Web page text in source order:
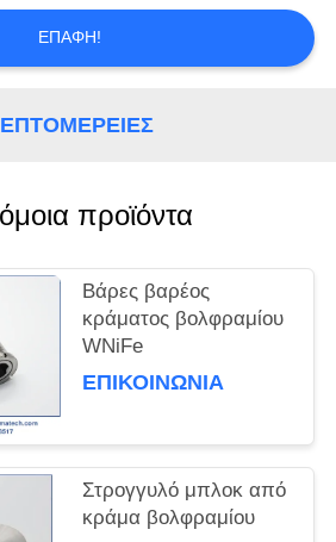
ΕΠΑΦΉ!
προϊόντα
Βάρες βαρέος
κράματος βολφραμίου
WNiFe
ΕΠΙΚΟΙΝΩΝΊΑ
Στρογγυλό μπλοκ από
κράμα βολφραμίου